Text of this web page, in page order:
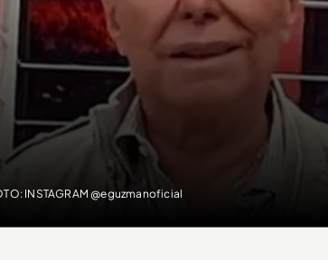
INSTAGRAM @eguzmanoficial